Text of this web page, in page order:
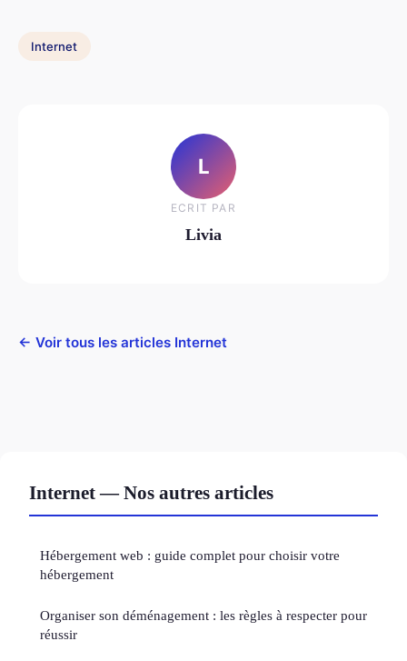
Internet
L
ECRIT PAR
Livia
← Voir tous les articles Internet
Internet — Nos autres articles
Hébergement web : guide complet pour choisir votre
hébergement
Organiser son déménagement : les règles à respecter pour
réussir